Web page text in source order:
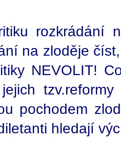
rozkrádání
na zloděje
NEVOLIT!
pochodem
hledají